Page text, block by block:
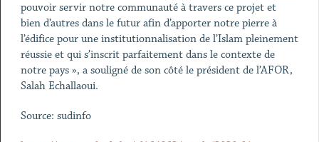
pouvoir servir notre communauté à travers ce projet et
bien d’autres dans le futur afin d’apporter notre pierre à
l’édifice pour une institutionnalisation de l’Islam pleinement
réussie et qui s’inscrit parfaitement dans le contexte de
notre pays », a souligné de son côté le président de l’AFOR,
Salah Echallaoui.
Source: sudinfo